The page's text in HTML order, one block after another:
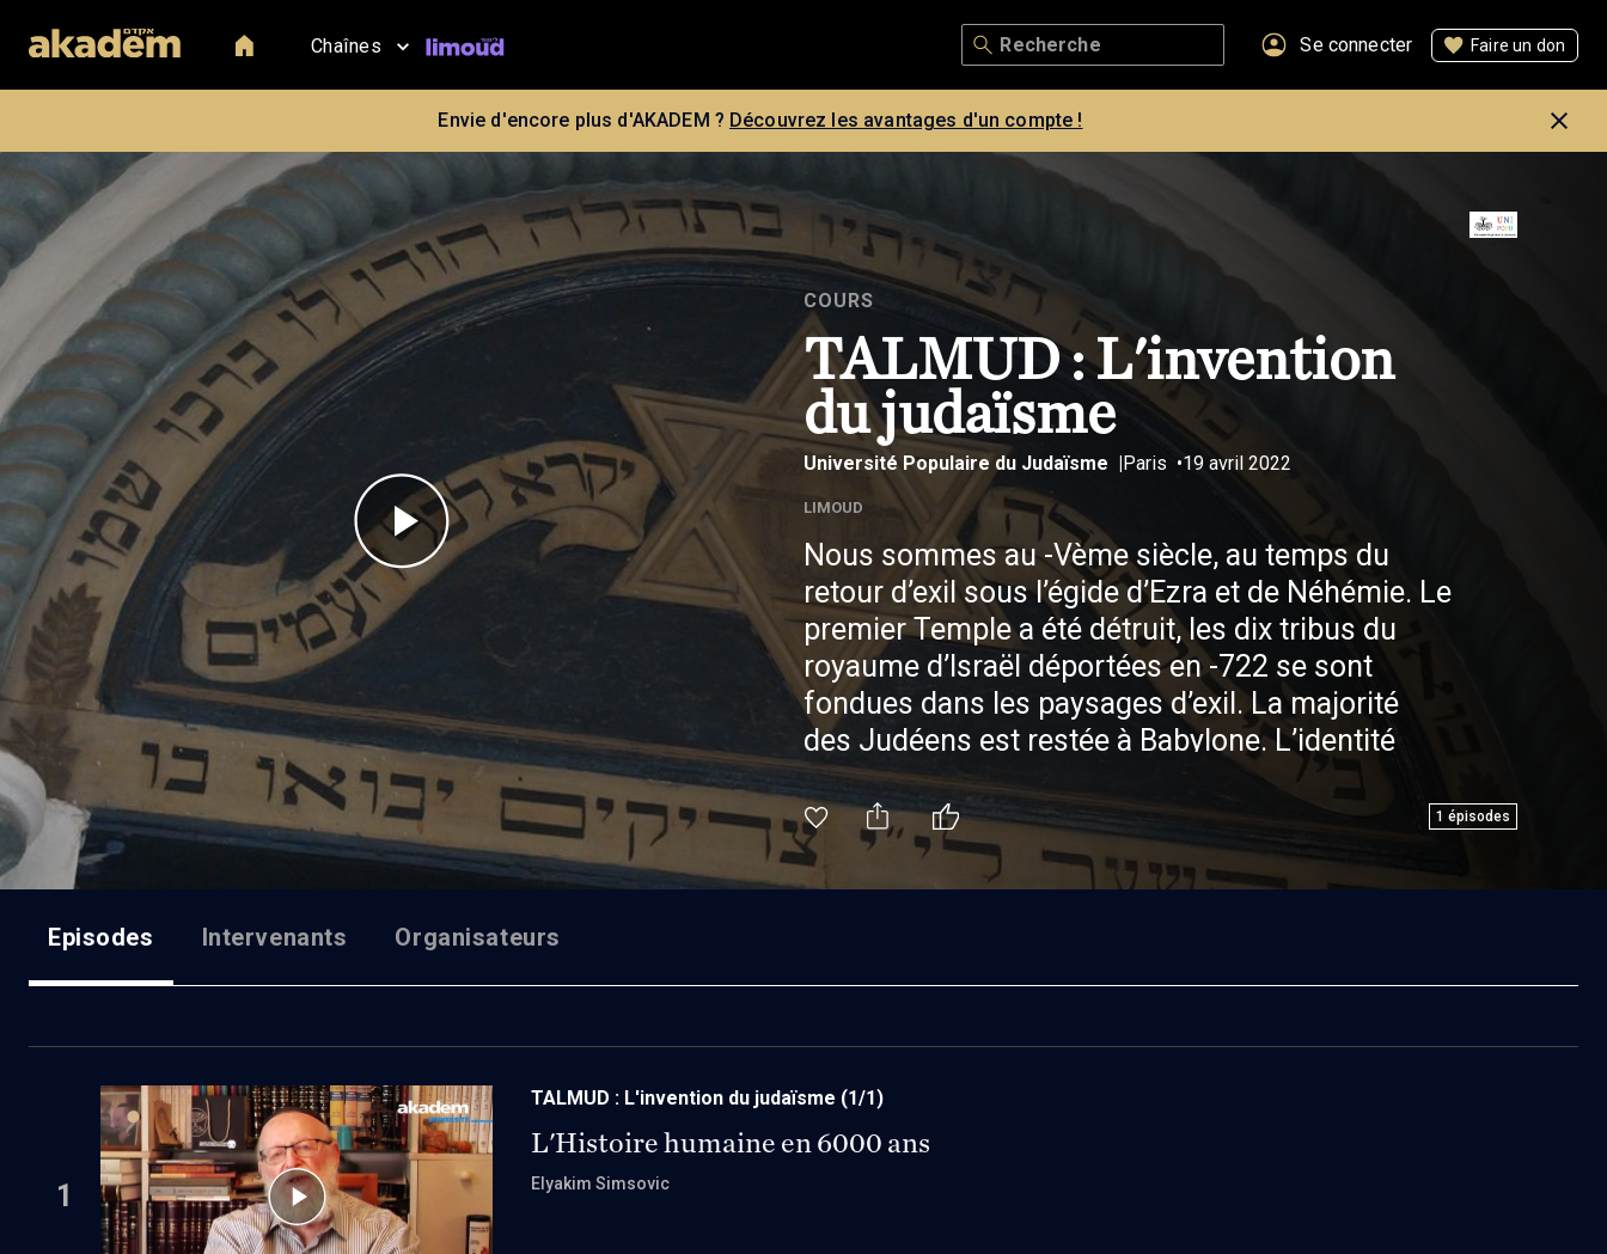
Chaînes Se connecter Faire un don
Envie d'encore plus d'AKADEM ? Découvrez les avantages d'un compte !
COURS
TALMUD : L'invention
du judaïsme
Université Populaire du Judaïsme Paris 19 avril 2022
LIMOUD
Nous sommes au -Vème siècle, au temps du
retour d’exil sous l’égide d’Ezra et de Néhémie. Le
premier Temple a été détruit, les dix tribus du
royaume d’Israël déportées en -722 se sont
fondues dans les paysages d’exil. La majorité
des Judéens est restée à Babylone. L’identité
hébraïque est en passe de disparaître. C’est alors
que se produit un sursaut héroïque pour sauver
ce qui peut l’être ; une stratégie extraordinaire va
être mise en place par les dirigeants du peuple
1 épisodes
Episodes Intervenants Organisateurs
1
TALMUD : L'invention du judaïsme (1/1)
L'Histoire humaine en 6000 ans
Elyakim Simsovic